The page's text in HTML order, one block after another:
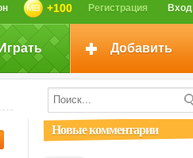
Вход
Регистрация
+100
Добавить
Новые комментарии